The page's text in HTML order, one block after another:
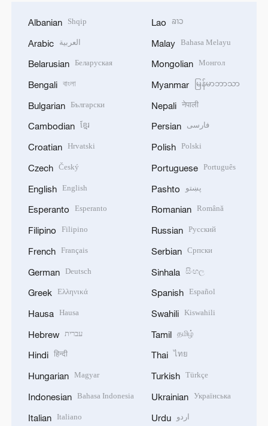
Albanian Shqip
Arabic العربية
Belarusian Беларуская
Bengali বাংলা
Bulgarian Български
Cambodian ខ្មែរ
Croatian Hrvatski
Czech Český
English English
Esperanto Esperanto
Filipino Filipino
French Français
German Deutsch
Greek Ελληνικά
Hausa Hausa
Hebrew עברית
Hindi हिन्दी
Hungarian Magyar
Indonesian Bahasa Indonesia
Italian Italiano
Lao ລາວ
Malay Bahasa Melayu
Mongolian Монгол
Myanmar မြန်မာဘာသာ
Nepali नेपाली
Persian فارسی
Polish Polski
Portuguese Português
Pashto پښتو
Romanian Română
Russian Русский
Serbian Српски
Sinhala සිංහල
Spanish Español
Swahili Kiswahili
Tamil தமிழ்
Thai ไทย
Turkish Türkçe
Ukrainian Українська
Urdu اردو